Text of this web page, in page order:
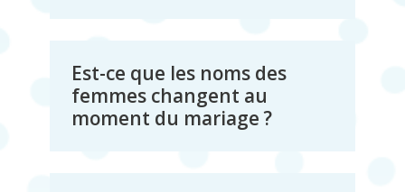
Est-ce que les noms des
femmes changent au
moment du mariage ?